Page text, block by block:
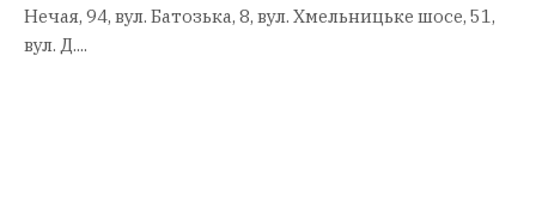
Нечая, 94, вул. Батозька, 8, вул. Хмельницьке шосе, 51,
вул. Д....